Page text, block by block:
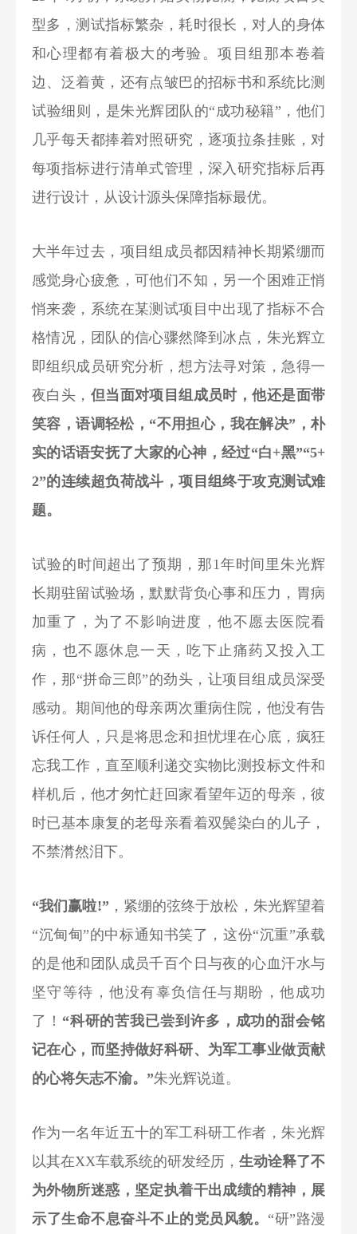
型多，测试指标繁杂，耗时很长，对人的身体
和心理都有着极大的考验。项目组那本卷着
边、泛着黄，还有点皱巴的招标书和系统比测
试验细则，是朱光辉团队的“成功秘籍”，他们
几乎每天都捧着对照研究，逐项拉条挂账，对
每项指标进行清单式管理，深入研究指标后再
进行设计，从设计源头保障指标最优。
大半年过去，项目组成员都因精神长期紧绷而
感觉身心疲惫，可他们不知，另一个困难正悄
悄来袭，系统在某测试项目中出现了指标不合
格情况，团队的信心骤然降到冰点，朱光辉立
即组织成员研究分析，想方法寻对策，急得一
夜白头， 但当面对项目组成员时，他还是面带
笑容，语调轻松，“不用担心，我在解决”，朴
实的话语安抚了大家的心神，经过“白+黑”“5+
2”的连续超负荷战斗，项目组终于攻克测试难
题。
试验的时间超出了预期，那1年时间里朱光辉
长期驻留试验场，默默背负心事和压力，胃病
加重了，为了不影响进度，他不愿去医院看
病，也不愿休息一天，吃下止痛药又投入工
作，那“拼命三郎”的劲头，让项目组成员深受
感动。期间他的母亲两次重病住院，他没有告
诉任何人，只是将思念和担忧埋在心底，疯狂
忘我工作，直至顺利递交实物比测投标文件和
样机后，他才匆忙赶回家看望年迈的母亲，彼
时已基本康复的老母亲看着双鬓染白的儿子，
不禁潸然泪下。
“我们赢啦!” ，紧绷的弦终于放松，朱光辉望着
“沉甸甸”的中标通知书笑了，这份“沉重”承载
的是他和团队成员千百个日与夜的心血汗水与
坚守等待，他没有辜负信任与期盼，他成功
了！ “科研的苦我已尝到许多，成功的甜会铭
记在心，而坚持做好科研、为军工事业做贡献
的心将矢志不渝。”朱光辉说道。
作为一名年近五十的军工科研工作者，朱光辉
以其在XX车载系统的研发经历， 生动诠释了不
为外物所迷惑，坚定执着干出成绩的精神，展
示了生命不息奋斗不止的党员风貌。 “研”路漫